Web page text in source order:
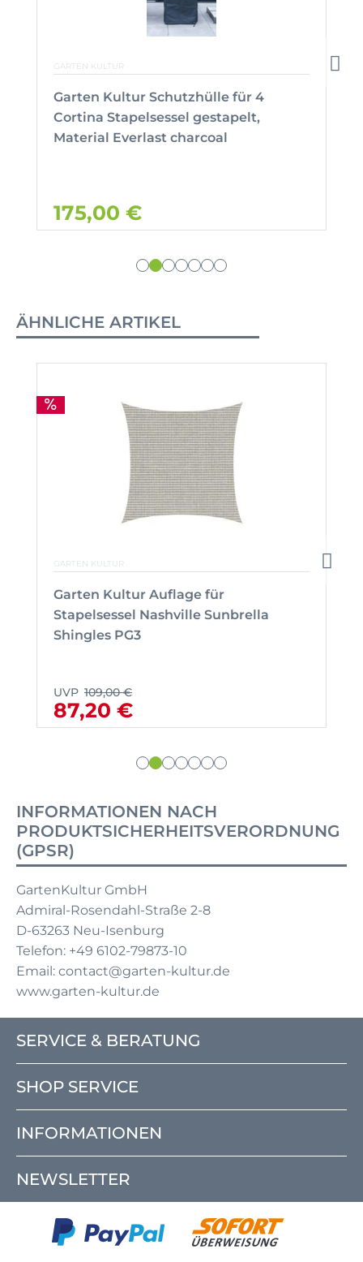
GARTEN KULTUR
Garten Kultur Schutzhülle für 4
Cortina Stapelsessel gestapelt,
Material Everlast charcoal
175,00 €
ÄHNLICHE ARTIKEL
GARTEN KULTUR
Garten Kultur Auflage für
Stapelsessel Nashville Sunbrella
Shingles PG3
UVP 109,00 €
87,20 €
INFORMATIONEN NACH
PRODUKTSICHERHEITSVERORDNUNG
(GPSR)
GartenKultur GmbH
Admiral-Rosendahl-Straße 2-8
D-63263 Neu-Isenburg
Telefon: +49 6102-79873-10
Email: contact@garten-kultur.de
www.garten-kultur.de
SERVICE & BERATUNG
SHOP SERVICE
INFORMATIONEN
NEWSLETTER